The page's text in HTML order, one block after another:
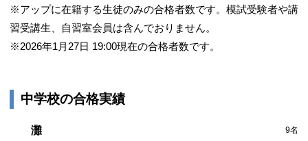
※アップに在籍する生徒のみの合格者数です。模試受験者や講
習受講生、自習室会員は含んでおりません。
※2026年1月27日 19:00現在の合格者数です。
中学校の合格実績
灘 9名